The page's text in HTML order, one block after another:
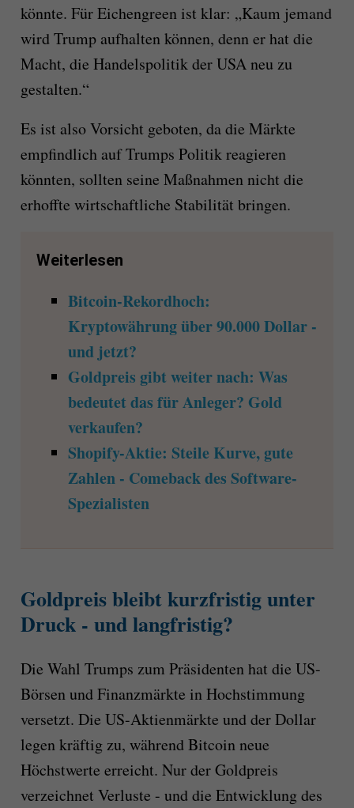
könnte. Für Eichengreen ist klar: „Kaum jemand
wird Trump aufhalten können, denn er hat die
Macht, die Handelspolitik der USA neu zu
gestalten.“
Es ist also Vorsicht geboten, da die Märkte
empfindlich auf Trumps Politik reagieren
könnten, sollten seine Maßnahmen nicht die
erhoffte wirtschaftliche Stabilität bringen.
Weiterlesen
Bitcoin-Rekordhoch:
Kryptowährung über 90.000 Dollar -
und jetzt?
Goldpreis gibt weiter nach: Was
bedeutet das für Anleger? Gold
verkaufen?
Shopify-Aktie: Steile Kurve, gute
Zahlen - Comeback des Software-
Spezialisten
Goldpreis bleibt kurzfristig unter
Druck - und langfristig?
Die Wahl Trumps zum Präsidenten hat die US-
Börsen und Finanzmärkte in Hochstimmung
versetzt. Die US-Aktienmärkte und der Dollar
legen kräftig zu, während Bitcoin neue
Höchstwerte erreicht. Nur der Goldpreis
verzeichnet Verluste - und die Entwicklung des